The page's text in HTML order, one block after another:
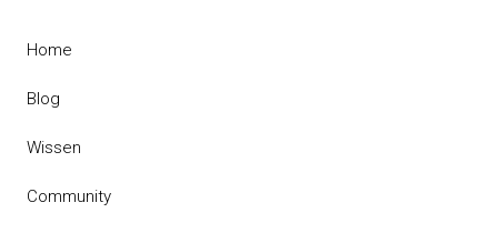
Home
Blog
Wissen
Community